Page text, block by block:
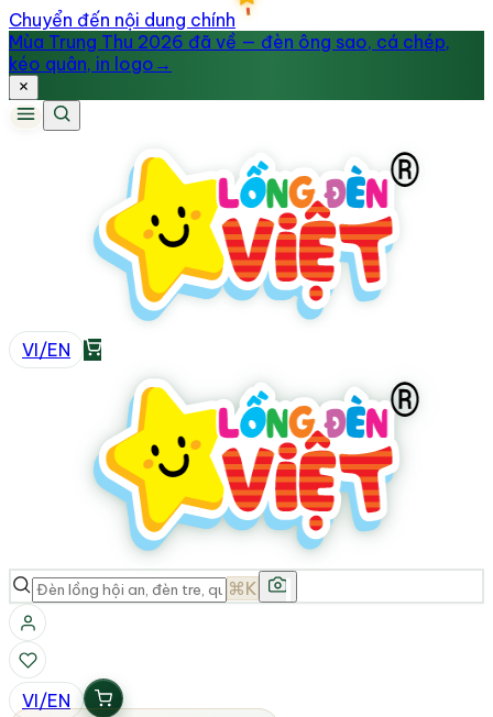
Chuyển đến nội dung chính
Mùa Trung Thu 2026 đã về — đèn ông sao, cá chép,
kéo quân, in logo →
VI/EN
⌘K
VI/EN